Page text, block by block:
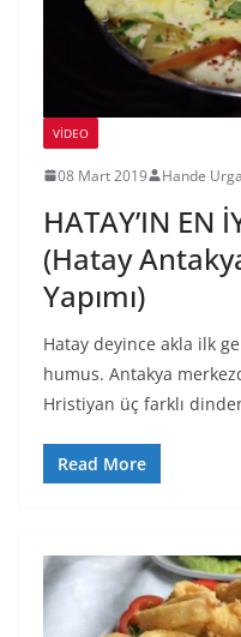
VIDEO
08 Mart 2019 Hande
HATAY’IN EN
(Hatay
Yapımı)
Hatay deyince akla ilk
humus. Antakya
Hristiyan üç farklı
Read More